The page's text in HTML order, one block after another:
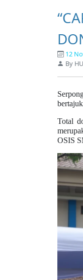
12
By
bertajuk
Total
OSIS